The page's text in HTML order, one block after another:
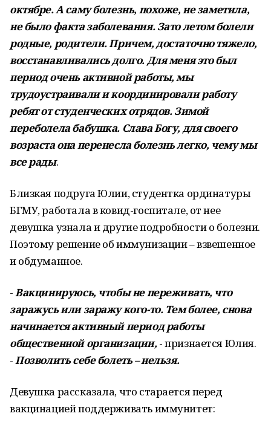
октябре. А саму болезнь, похоже, не заметила,
не было факта заболевания. Зато летом болели
родные, родители. Причем, достаточно тяжело,
восстанавливались долго. Для меня это был
период очень активной работы, мы
трудоустраивали и координировали работу
ребят от студенческих отрядов. Зимой
переболела бабушка. Слава Богу, для своего
возраста она перенесла болезнь легко, чему мы
все рады.
Близкая подруга Юлии, студентка ординатуры
БГМУ, работала в ковид-госпитале, от нее
девушка узнала и другие подробности о болезни.
Поэтому решение об иммунизации – взвешенное
и обдуманное.
-Вакцинируюсь, чтобы не переживать, что
заражусь или заражу кого-то. Тем более, снова
начинается активный период работы
общественной организации, - признается Юлия.
-Позволить себе болеть – нельзя.
Девушка рассказала, что старается перед
вакцинацией поддерживать иммунитет: